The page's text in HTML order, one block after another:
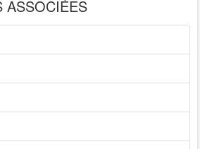
ASSOCIÉES